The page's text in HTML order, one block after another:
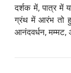
दर्शक में, पात्र में
ग्रंथ में आरंभ तो
आनंदवर्धन, मम्मट,